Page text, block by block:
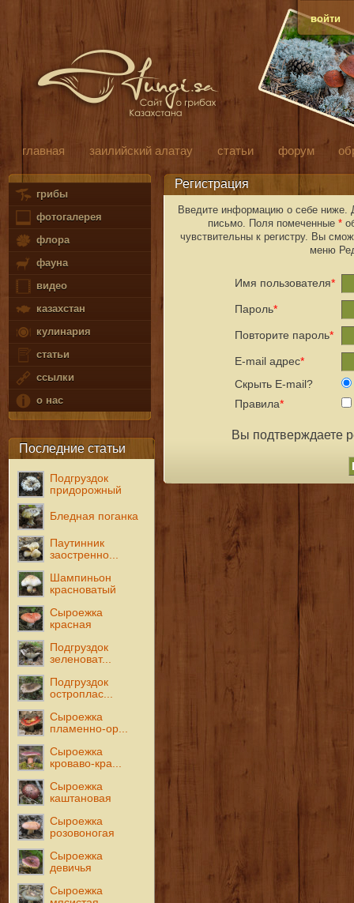
войти
главная заилийский алатау статьи форум
грибы
фотогалерея
флора
фауна
видео
казахстан
кулинария
статьи
ссылки
о нас
Последние статьи
Подгруздок
придорожный
Бледная поганка
Паутинник
заостренно...
Шампиньон
красноватый
Сыроежка
красная
Подгруздок
зеленоват...
Подгруздок
остроплас...
Сыроежка
пламенно-ор...
Сыроежка
кроваво-кра...
Сыроежка
каштановая
Сыроежка
розовоногая
Сыроежка
девичья
Сыроежка
Регистрация
Введите информацию о себе ниже.
письмо. Поля помеченные *
чувствительны к регистру. Вы
меню
Имя пользователя*
Пароль*
Повторите пароль*
E-mail адрес*
Скрыть E-mail?
Правила*
Вы подтверждаете